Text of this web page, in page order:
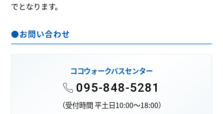
でとなります。
●お問い合わせ
ココウォークバスセンター
095-848-5281
（受付時間 平土日10:00～18:00）